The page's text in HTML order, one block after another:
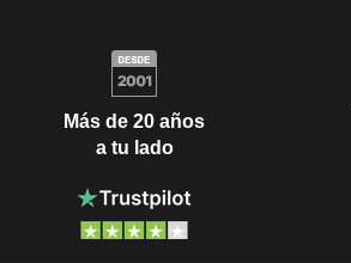
Más de 20 años
a tu lado